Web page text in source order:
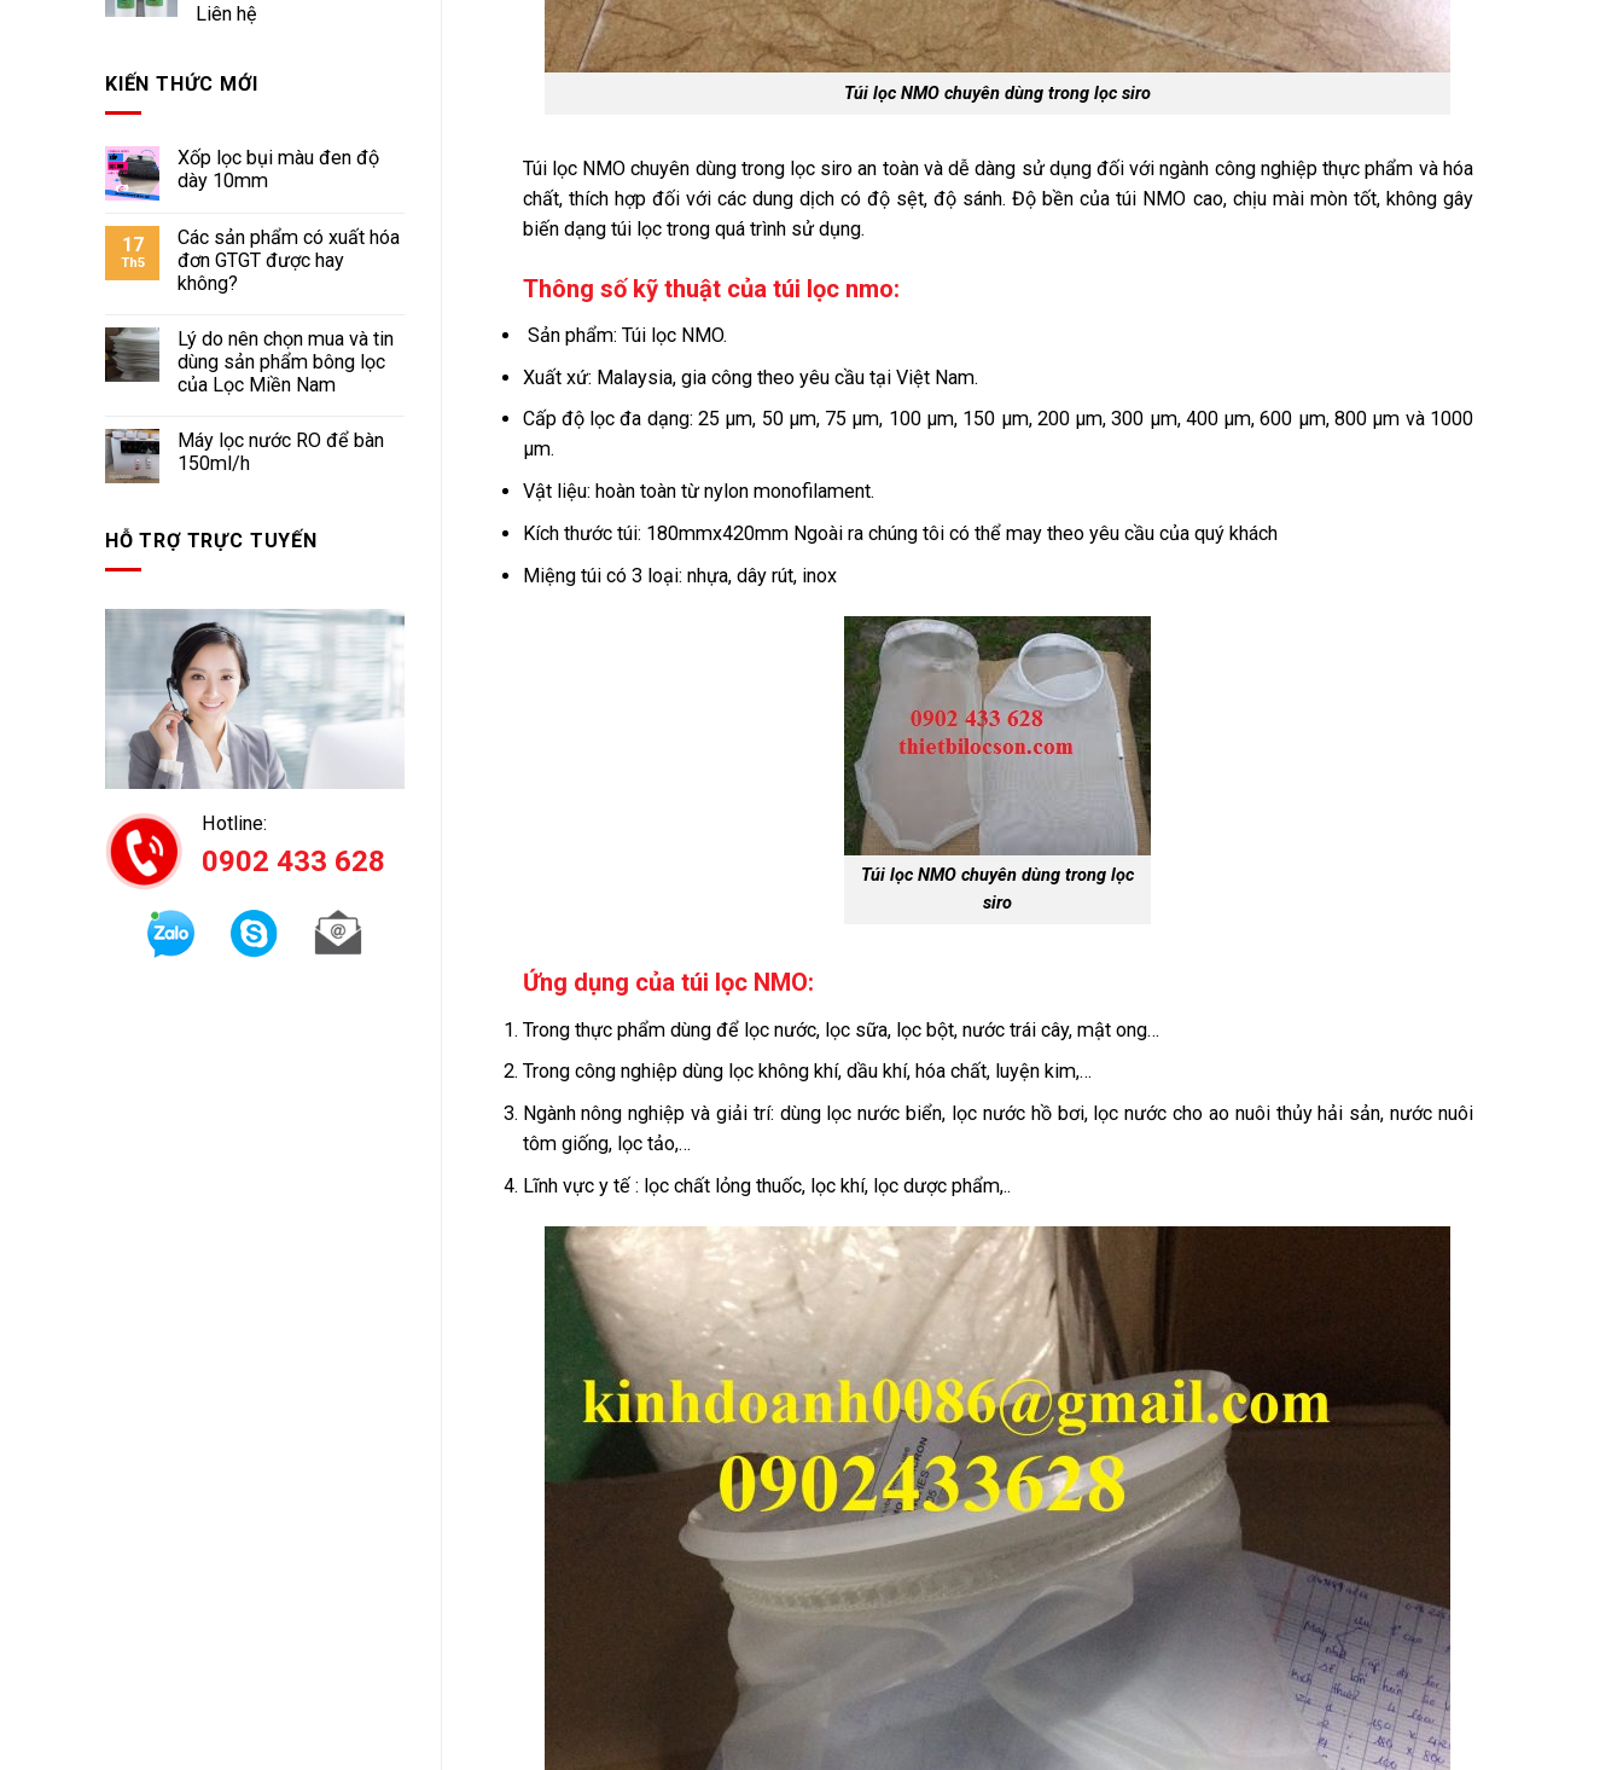
Liên hệ
KIẾN THỨC MỚI
Xốp lọc bụi màu đen độ
dày 10mm
17
Th5
Các sản phẩm có xuất hóa
đơn GTGT được hay
không?
Lý do nên chọn mua và tin
dùng sản phẩm bông lọc
của Lọc Miền Nam
Máy lọc nước RO để bàn
150ml/h
HỖ TRỢ TRỰC TUYẾN
Hotline:
0902 433 628
Túi lọc NMO chuyên dùng trong lọc siro
Túi lọc NMO chuyên dùng trong lọc siro an toàn và dễ dàng sử dụng đối với ngành công nghiệp thực phẩm và hóa
chất, thích hợp đối với các dung dịch có độ sệt, độ sánh. Độ bền của túi NMO cao, chịu mài mòn tốt, không gây
biến dạng túi lọc trong quá trình sử dụng.
Thông số kỹ thuật của túi lọc nmo:
Sản phẩm: Túi lọc NMO.
Xuất xứ: Malaysia, gia công theo yêu cầu tại Việt Nam.
Cấp độ lọc đa dạng: 25 μm, 50 μm, 75 μm, 100 μm, 150 μm, 200 μm, 300 μm, 400 μm, 600 μm, 800 μm và 1000
μm.
Vật liệu: hoàn toàn từ nylon monofilament.
Kích thước túi: 180mmx420mm Ngoài ra chúng tôi có thể may theo yêu cầu của quý khách
Miệng túi có 3 loại: nhựa, dây rút, inox
Túi lọc NMO chuyên dùng trong lọc
siro
Ứng dụng của túi lọc NMO:
Trong thực phẩm dùng để lọc nước, lọc sữa, lọc bột, nước trái cây, mật ong…
Trong công nghiệp dùng lọc không khí, dầu khí, hóa chất, luyện kim,…
Ngành nông nghiệp và giải trí: dùng lọc nước biển, lọc nước hồ bơi, lọc nước cho ao nuôi thủy hải sản, nước nuôi
tôm giống, lọc tảo,…
Lĩnh vực y tế : lọc chất lỏng thuốc, lọc khí, lọc dược phẩm,..